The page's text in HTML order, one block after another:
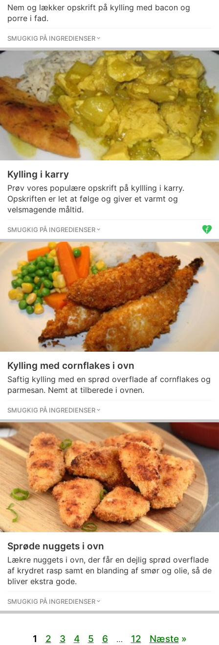
Nem og lækker opskrift på kylling med bacon og
porre i fad.
SMUGKIG PÅ INGREDIENSER
Kylling i karry
Prøv vores populære opskrift på kyllling i karry.
Opskriften er let at følge og giver et varmt og
velsmagende måltid.
SMUGKIG PÅ INGREDIENSER
Kylling med cornflakes i ovn
Saftig kylling med en sprød overflade af cornflakes og
parmesan. Nemt at tilberede i ovnen.
SMUGKIG PÅ INGREDIENSER
Sprøde nuggets i ovn
Lækre nuggets i ovn, der får en dejlig sprød overflade
af krydret rasp samt en blanding af smør og olie, så de
bliver ekstra gode.
SMUGKIG PÅ INGREDIENSER
1 2 3 4 5 6 … 12 Næste»